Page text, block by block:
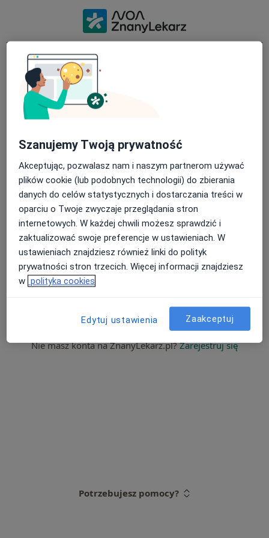
Witamy ponownie
Za pośrednictwem mediów
Kontynuuj z Google
lub
Poprzez formularz logowania
Nie masz konta na ZnanyLekarz.pl?Zarejestruj się
Potrzebujesz pomocy?
Szanujemy Twoją prywatność
Akceptując, pozwalasz nam i naszym partnerom używać
plików cookie (lub podobnych technologii) do zbierania
danych do celów statystycznych i dostarczania treści w
oparciu o Twoje zwyczaje przeglądania stron
internetowych. W każdej chwili możesz sprawdzić i
zaktualizować swoje preferencje w ustawieniach. W
ustawieniach znajdziesz również linki do polityk
prywatności stron trzecich. Więcej informacji znajdziesz
w polityka cookies
Edytuj ustawienia Zaakceptuj